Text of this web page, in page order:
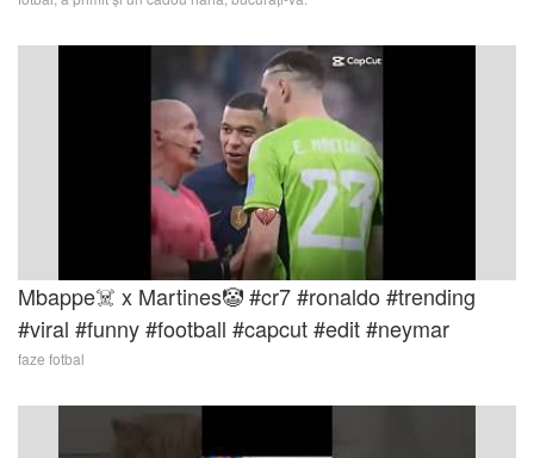
Mbappe☠️ x Martines🤡 #cr7 #ronaldo #trending
#viral #funny #football #capcut #edit #neymar
faze fotbal